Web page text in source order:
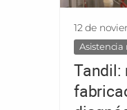
12 de
Asistencia
Tandil: